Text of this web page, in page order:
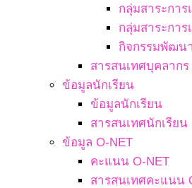
กลุ่มสาระการ
กลุ่มสาระการ
กิจกรรมพัฒน
สารสนเทศบุคลากร
ข้อมูลนักเรียน
ข้อมูลนักเรียน
สารสนเทศนักเรียน
ข้อมูล O-NET
คะแนน O-NET
สารสนเทศคะแนน